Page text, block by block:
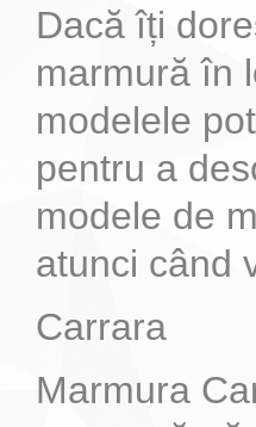
Dacă îți
marmură în
modelele
pentru a
modele de
atunci când
Carrara
Marmura